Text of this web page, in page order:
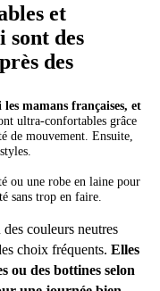
et
sont des
des
mamans françaises, et
ultra-confortables grâce
de mouvement. Ensuite,
ou une robe en laine pour
sans trop en faire.
couleurs neutres
choix fréquents. Elles
ou des bottines selon